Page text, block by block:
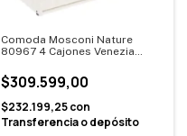
Comoda Mosconi Nature
80967 4 Cajones Venezia
$309.599,00
$232.199,25con
Transferencia o depósito